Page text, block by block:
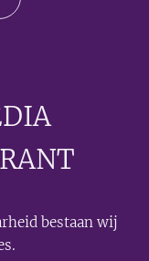
🟣
bestaan wij